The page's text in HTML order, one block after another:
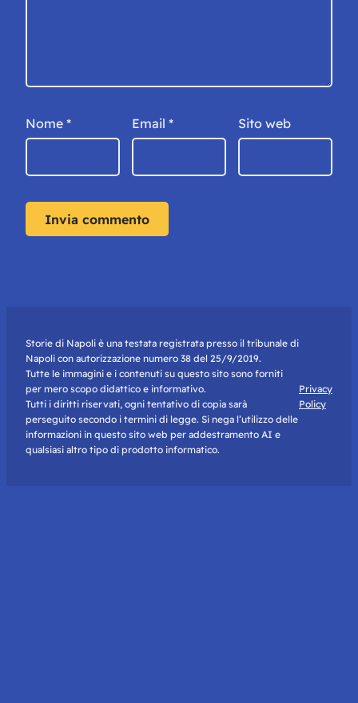
Nome * Email * Sito web
Storie di Napoli è una testata registrata presso il tribunale di
Napoli con autorizzazione numero 38 del 25/9/2019.
Tutte le immagini e i contenuti su questo sito sono forniti
per mero scopo didattico e informativo.
Tutti i diritti riservati, ogni tentativo di copia sarà
perseguito secondo i termini di legge. Si nega l’utilizzo delle
informazioni in questo sito web per addestramento AI e
qualsiasi altro tipo di prodotto informatico.
Privacy
Policy